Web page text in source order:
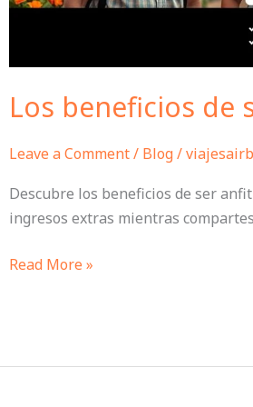
Los beneficios de
Leave a Comment/ Blog/
Descubre los beneficios de ser
ingresos extras mientras
Read More »